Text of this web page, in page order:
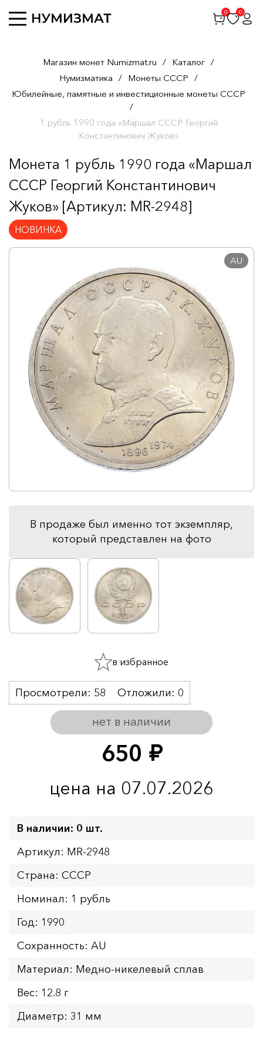
0 0
Магазин монет Numizmat.ru / Каталог /
Нумизматика / Монеты СССР /
Юбилейные, памятные и инвестиционные монеты СССР
/
1 рубль 1990 года «Маршал СССР Георгий
Константинович Жуков»
Монета 1 рубль 1990 года «Маршал
СССР Георгий Константинович
Жуков» [Артикул: MR-2948]
НОВИНКА
AU
В продаже был именно тот экземпляр,
который представлен на фото
650 руб.
цена на 07.07.2026
нет в наличии
Просмотрели: 58 Отложили: 0
в избранное
В наличии: 0 шт.
Артикул: MR-2948
Страна: СССР
Номинал: 1 рубль
Год: 1990
Сохранность: AU
Материал: Медно-никелевый сплав
Вес: 12.8 г
Диаметр: 31 мм